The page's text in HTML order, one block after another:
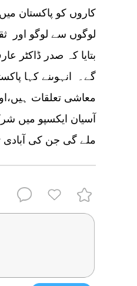
کاروں کو پاکستان
لوگوں سے لوگو اور
بتایا کہ صدر ڈاکٹر
گے۔ انہوںنے کہا
معاشی تعلقات
آسیان ایکسپو میں
ملے گی جن کی آبادی تقریبا 2